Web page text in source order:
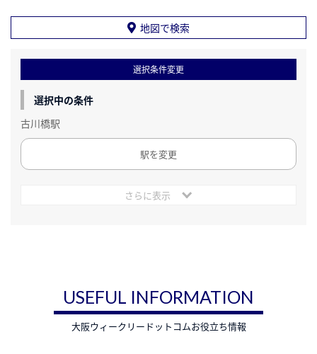
地図で検索
選択条件変更
選択中の条件
古川橋駅
駅を変更
さらに表示
USEFUL INFORMATION
大阪ウィークリードットコムお役立ち情報